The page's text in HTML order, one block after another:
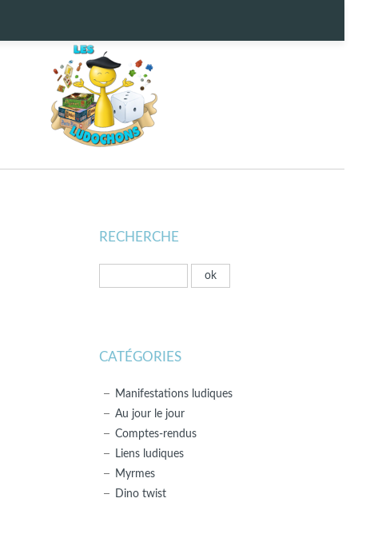
RECHERCHE
CATÉGORIES
Manifestations ludiques
Au jour le jour
Comptes-rendus
Liens ludiques
Myrmes
Dino twist